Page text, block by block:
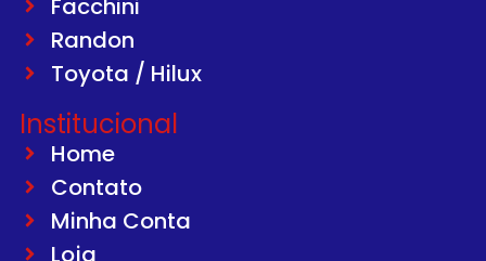
Facchini
Randon
Toyota / Hilux
Institucional
Home
Contato
Minha Conta
Loja